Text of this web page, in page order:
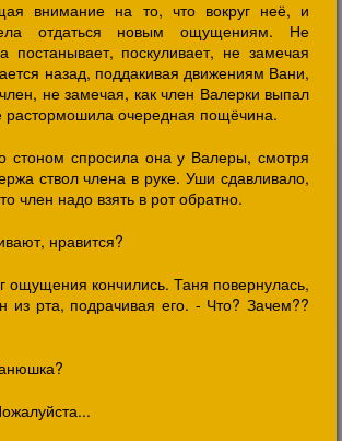
внимание на то, что вокруг неё, и
отдаться новым ощущениям. Не
постанывает, поскуливает, не замечая
назад, поддакивая движениям Вани,
не замечая, как член Валерки выпал
растормошила очередная пощёчина.
стоном спросила она у Валеры, смотря
ствол члена в руке. Уши сдавливало,
член надо взять в рот обратно.
нравится?
ощущения кончились. Таня повернулась,
из рта, подрачивая его. - Что? Зачем??